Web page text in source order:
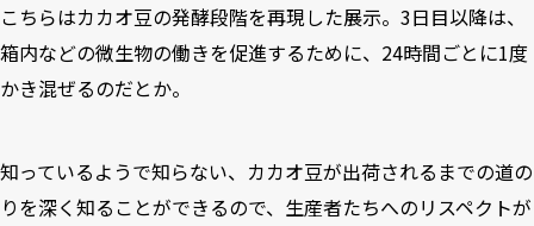
こちらはカカオ豆の発酵段階を再現した展示。3日目以降は、
箱内などの微生物の働きを促進するために、24時間ごとに1度
かき混ぜるのだとか。
知っているようで知らない、カカオ豆が出荷されるまでの道の
りを深く知ることができるので、生産者たちへのリスペクトが